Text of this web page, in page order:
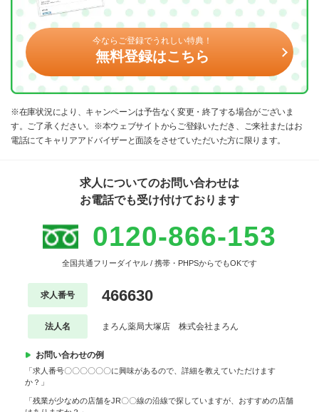
今ならご登録でうれしい特典！
無料登録はこちら
※在庫状況により、キャンペーンは予告なく変更・終了する場合がございま
す。ご了承ください。※本ウェブサイトからご登録いただき、ご来社またはお
電話にてキャリアアドバイザーと面談をさせていただいた方に限ります。
求人についてのお問い合わせは
お電話でも受け付けております
0120-866-153
全国共通フリーダイヤル / 携帯・PHPSからでもOKです
求人番号 466630
法人名 まろん薬局大塚店 株式会社まろん
お問い合わせの例
「求人番号〇〇〇〇〇〇に興味があるので、詳細を教えていただけます
か？」
「残業が少なめの店舗をJR〇〇線の沿線で探していますが、おすすめの店舗